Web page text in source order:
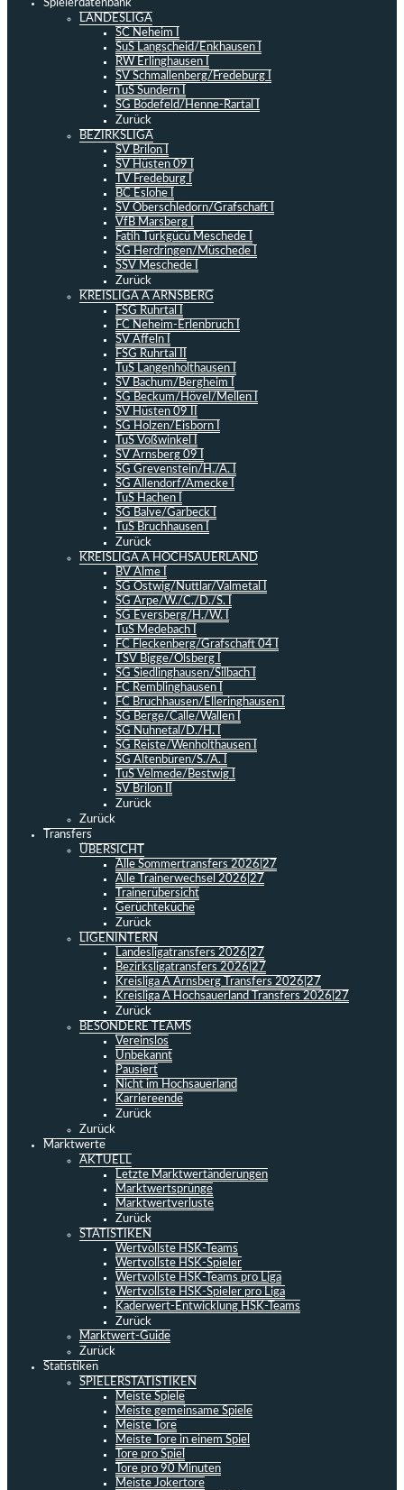
Spielerdatenbank
LANDESLIGA
SC Neheim I
SuS Langscheid/Enkhausen I
RW Erlinghausen I
SV Schmallenberg/Fredeburg I
TuS Sundern I
SG Bödefeld/Henne-Rartal I
Zurück
BEZIRKSLIGA
SV Brilon I
SV Hüsten 09 I
TV Fredeburg I
BC Eslohe I
SV Oberschledorn/Grafschaft I
VfB Marsberg I
Fatih Türkgücü Meschede I
SG Herdringen/Müschede I
SSV Meschede I
Zurück
KREISLIGA A ARNSBERG
FSG Ruhrtal I
FC Neheim-Erlenbruch I
SV Affeln I
FSG Ruhrtal II
TuS Langenholthausen I
SV Bachum/Bergheim I
SG Beckum/Hövel/Mellen I
SV Hüsten 09 II
SG Holzen/Eisborn I
TuS Voßwinkel I
SV Arnsberg 09 I
SG Grevenstein/H./A. I
SG Allendorf/Amecke I
TuS Hachen I
SG Balve/Garbeck I
TuS Bruchhausen I
Zurück
KREISLIGA A HOCHSAUERLAND
BV Alme I
SG Ostwig/Nuttlar/Valmetal I
SG Arpe/W./C./D./S. I
SG Eversberg/H./W. I
TuS Medebach I
FC Fleckenberg/Grafschaft 04 I
TSV Bigge/Olsberg I
SG Siedlinghausen/Silbach I
FC Remblinghausen I
FC Bruchhausen/Elleringhausen I
SG Berge/Calle/Wallen I
SG Nuhnetal/D./H. I
SG Reiste/Wenholthausen I
SG Altenbüren/S./A. I
TuS Velmede/Bestwig I
SV Brilon II
Zurück
Zurück
Transfers
ÜBERSICHT
Alle Sommertransfers 2026|27
Alle Trainerwechsel 2026|27
Trainerübersicht
Gerüchteküche
Zurück
LIGENINTERN
Landesligatransfers 2026|27
Bezirksligatransfers 2026|27
Kreisliga A Arnsberg Transfers 2026|27
Kreisliga A Hochsauerland Transfers 2026|27
Zurück
BESONDERE TEAMS
Vereinslos
Unbekannt
Pausiert
Nicht im Hochsauerland
Karriereende
Zurück
Zurück
Marktwerte
AKTUELL
Letzte Marktwertänderungen
Marktwertsprünge
Marktwertverluste
Zurück
STATISTIKEN
Wertvollste HSK-Teams
Wertvollste HSK-Spieler
Wertvollste HSK-Teams pro Liga
Wertvollste HSK-Spieler pro Liga
Kaderwert-Entwicklung HSK-Teams
Zurück
Marktwert-Guide
Zurück
Statistiken
SPIELERSTATISTIKEN
Meiste Spiele
Meiste gemeinsame Spiele
Meiste Tore
Meiste Tore in einem Spiel
Tore pro Spiel
Tore pro 90 Minuten
Meiste Jokertore